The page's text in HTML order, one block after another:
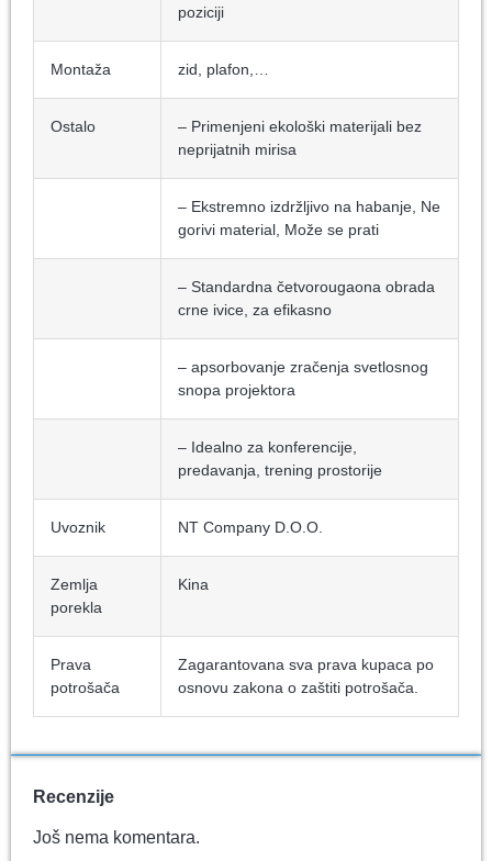
poziciji
Montaža zid, plafon,…
Ostalo
– Primenjeni ekološki materijali bez
neprijatnih mirisa
– Ekstremno izdržljivo na habanje, Ne
gorivi material, Može se prati
– Standardna četvorougaona obrada
crne ivice, za efikasno
– apsorbovanje zračenja svetlosnog
snopa projektora
– Idealno za konferencije,
predavanja, trening prostorije
Uvoznik NT Company D.O.O.
Zemlja
porekla
Kina
Prava
potrošača
Zagarantovana sva prava kupaca po
osnovu zakona o zaštiti potrošača.
Recenzije
Još nema komentara.